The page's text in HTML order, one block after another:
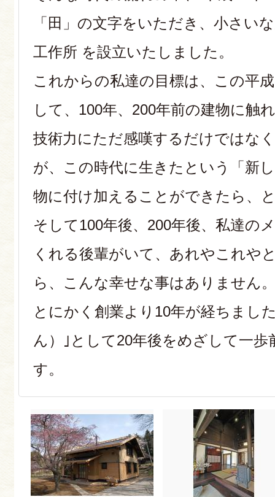
「田」の文字をいただき、小さい
工作所 を設立いたしました。
これからの私達の目標は、この平
して、100年、200年前の建物に触
技術力にただ感嘆するだけではな
が、この時代に生きたという「新
物に付け加えることができたら、
そして100年後、200年後、私達の
くれる後輩がいて、あれやこれや
ら、こんな幸せな事はありません
とにかく創業より10年が経ちまし
ん）｣として20年後をめざして一
す。